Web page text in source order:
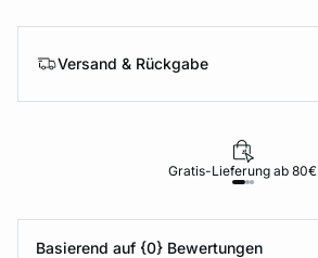
Versand & Rückgabe
Gratis-Lieferung ab 80€
Basierend auf {0} Bewertungen